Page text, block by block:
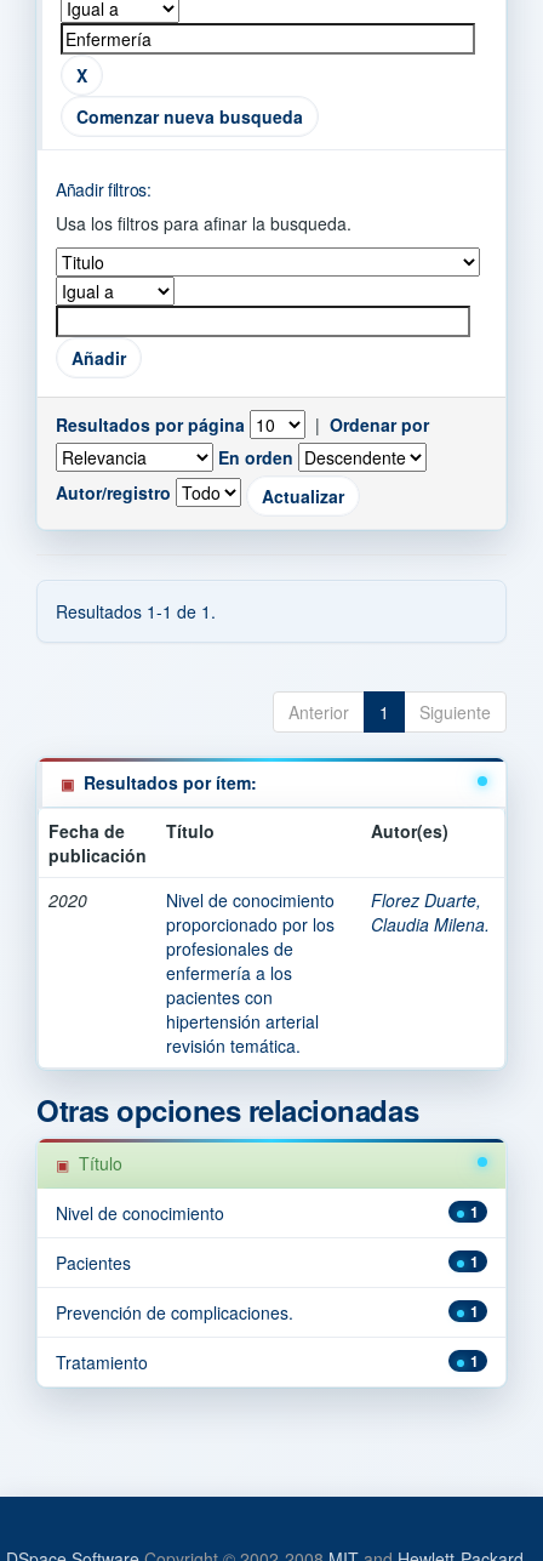
Comenzar nueva busqueda
Añadir filtros:
Usa los filtros para afinar la busqueda.
Resultados por página | Ordenar por
En orden
Autor/registro
Resultados 1-1 de 1.
Anterior 1 Siguiente
Resultados por ítem:
Fecha de
publicación
Título Autor(es)
2020
Nivel de conocimiento
proporcionado por los
profesionales de
enfermería a los
pacientes con
hipertensión arterial
revisión temática.
Florez Duarte,
Claudia Milena.
Otras opciones relacionadas
Título
1
Nivel de conocimiento
1
Pacientes
1
Prevención de complicaciones.
1
Tratamiento